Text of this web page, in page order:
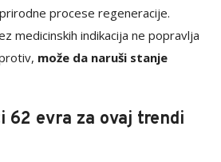
procese regeneracije.
medicinskih indikacija ne popravlja
može da naruši stanje
62 evra za ovaj trendi